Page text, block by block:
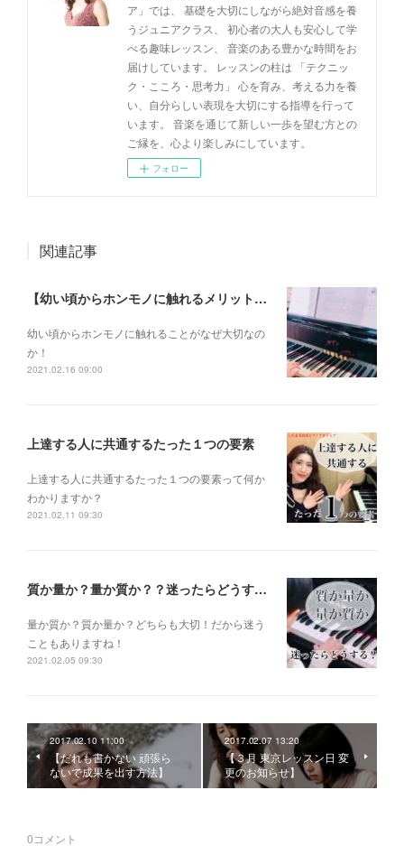
ア」では、 基礎を大切にしながら絶対音感を養
うジュニアクラス、 初心者の大人も安心して学
べる趣味レッスン、 音楽のある豊かな時間をお
届けしています。 レッスンの柱は 「テクニッ
ク・こころ・思考力」 心を育み、考える力を養
い、自分らしい表現を大切にする指導を行って
います。 音楽を通じて新しい一歩を望む方との
ご縁を、心より楽しみにしています。
フォロー
関連記事
【幼い頃からホンモノに触れるメリットとは？】
幼い頃からホンモノに 触れることがなぜ大切なの
か！
2021.02.16 09:00
上達する人に共通するたった１つの要素
上達する人に共通するたった１つの要素って何か
わかりますか？
2021.02.11 09:30
質か量か？量か質か？？迷ったらどうする？？？
量か質か？ 質か量か？ どちらも大切！だから迷う
こともありますね！
2021.02.05 09:30
2017.02.10 11:00
【だれも書かない 頑張ら
ないで成果を出す方法】
2017.02.07 13:20
【３月 東京レッスン日 変
更のお知らせ】
0コメント